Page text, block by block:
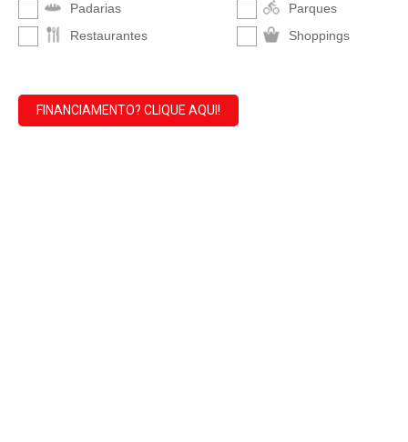
Padarias
Parques
Restaurantes
Shoppings
FINANCIAMENTO? CLIQUE AQUI!